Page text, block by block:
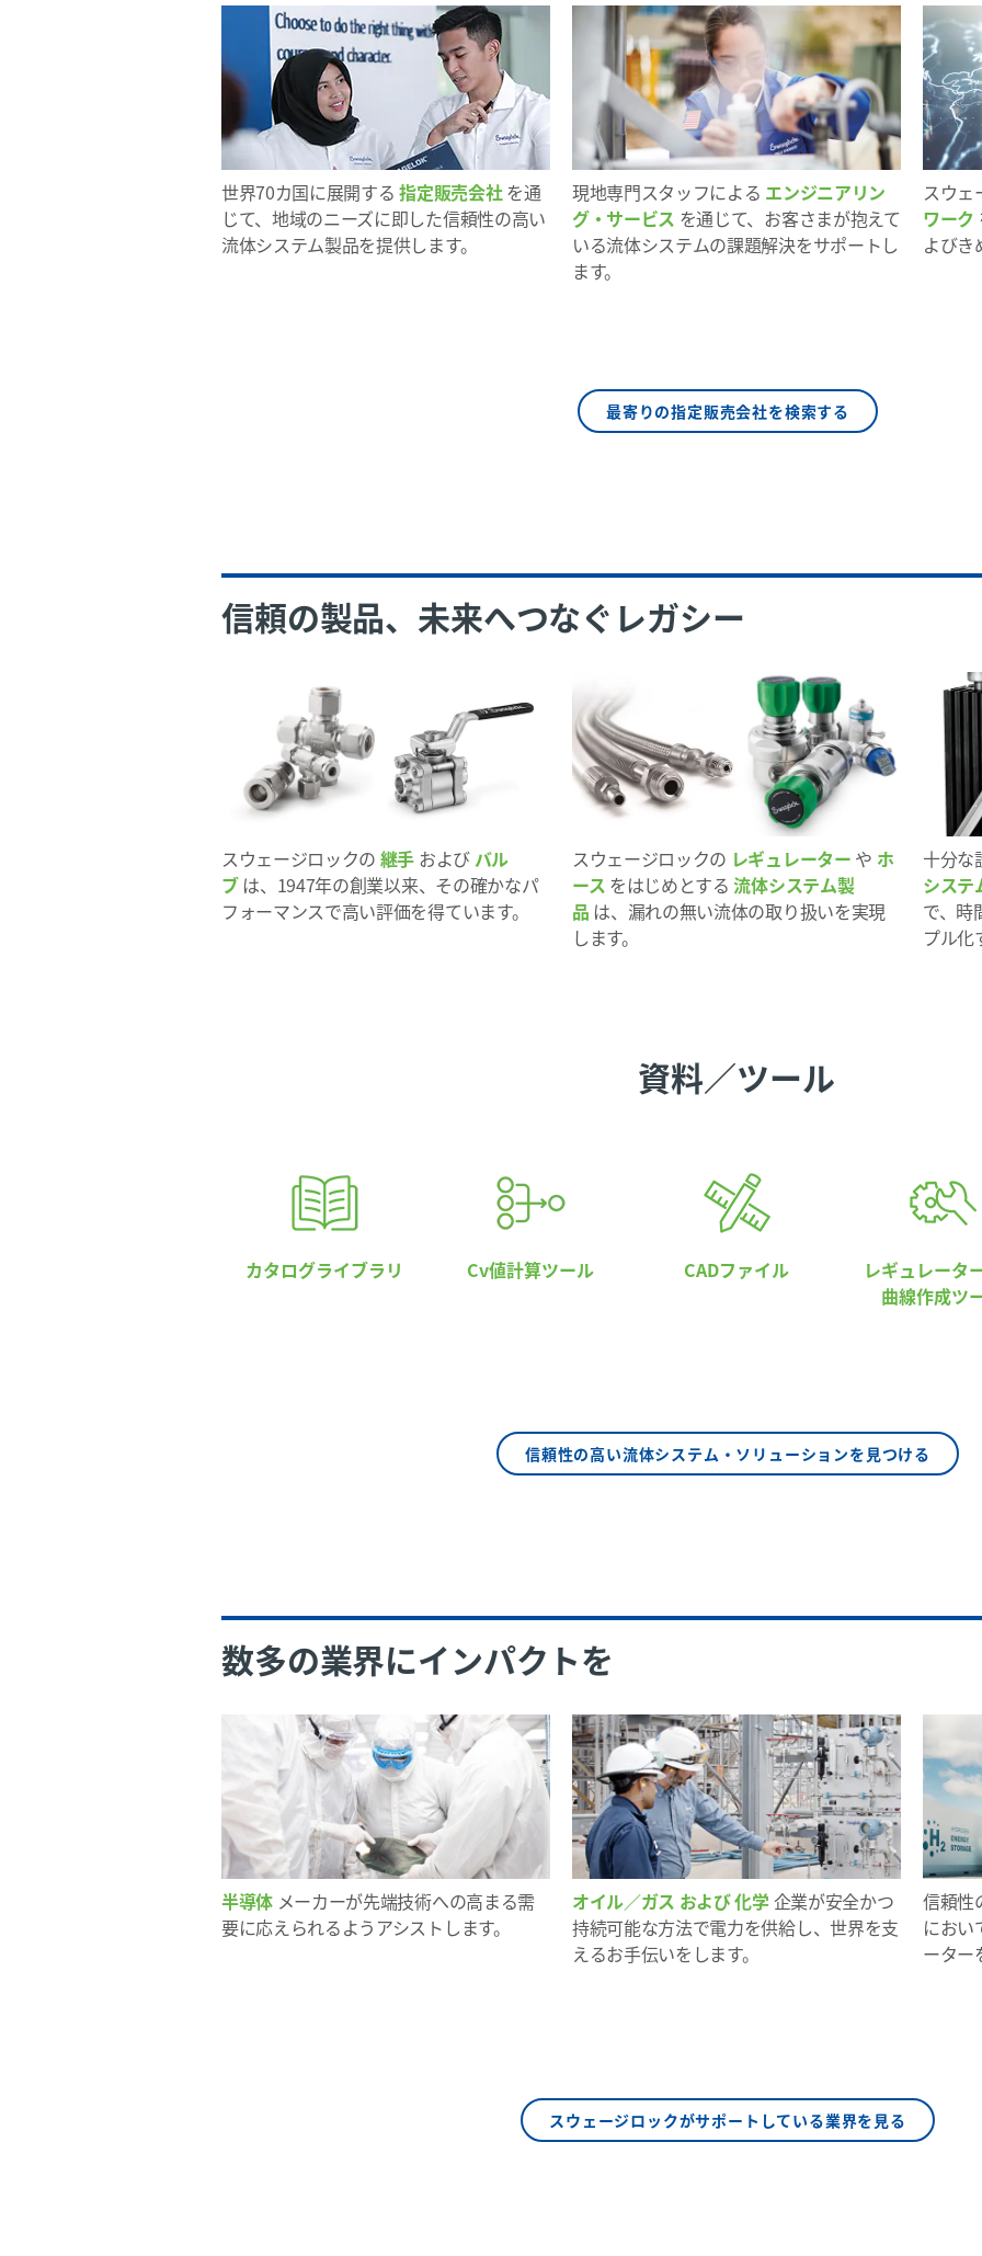
世界70カ国に展開する指定販売会社を通
じて、地域のニーズに即した信頼性の高い
流体システム製品を提供します。
現地専門スタッフによる エンジニアリン
グ・サービス を通じて、お客さまが抱えて
いる流体システムの課題解決をサポートし
ます。
スウェ
ワーク
よびき
最寄りの指定販売会社を検索する
信頼の製品、未来へつなぐレガシー
スウェージロックの 継手 およびバル
ブは、1947年の創業以来、その確かなパ
フォーマンスで高い評価を得ています。
スウェージロックの レギュレーター や ホ
ース をはじめとする流体システム製
品 は、漏れの無い流体の取り扱いを実現
します。
十分な
システ
で、時
プル化
資料／ツール
カタログライブラリ Cv値計算ツール CADファイル
レギュレータ
曲線作成ツ
信頼性の高い流体システム・ソリューションを見つける
数多の業界にインパクトを
半導体 メーカーが先端技術への高まる需
要に応えられるようアシストします。
オイル／ガス および 化学企業が安全かつ
持続可能な方法で電力を供給し、世界を支
えるお手伝いをします。
信頼性
におい
ーター
スウェージロックがサポートしている業界を見る